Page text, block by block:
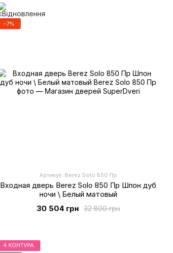
−7%
Артикул: Berez Solo 850 Пр
Входная дверь Berez Solo 850 Пр Шпон дуб
ночи \ Белый матовый
32 800 грн
30 504 грн
4 КОНТУРА